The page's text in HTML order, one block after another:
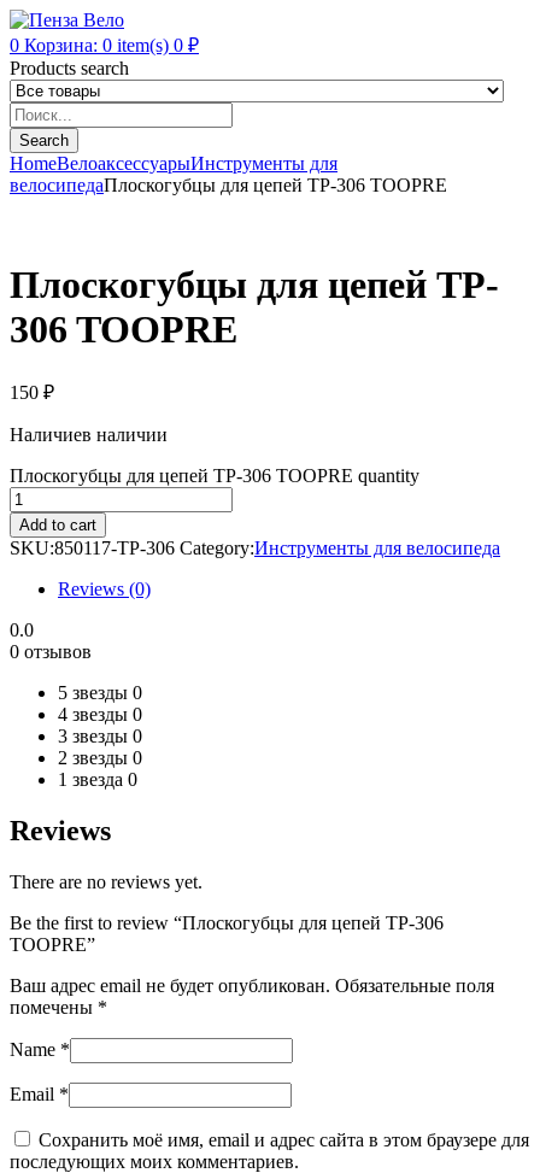
0 Корзина: 0 item(s) 0 ₽
Products search
Search
HomeВелоаксессуарыИнструменты для
велосипедаПлоскогубцы для цепей TP-306 TOOPRE
Плоскогубцы для цепей TP-
306 TOOPRE
150 ₽
Наличиев наличии
Плоскогубцы для цепей TP-306 TOOPRE quantity
Add to cart
SKU:850117-TP-306 Category:Инструменты для велосипеда
Reviews (0)
0.0
0 отзывов
5 звезды 0
4 звезды 0
3 звезды 0
2 звезды 0
1 звезда 0
Reviews
There are no reviews yet.
Be the first to review “Плоскогубцы для цепей TP-306
TOOPRE”
Ваш адрес email не будет опубликован. Обязательные поля
помечены *
Name *
Email *
Сохранить моё имя, email и адрес сайта в этом браузере для
последующих моих комментариев.